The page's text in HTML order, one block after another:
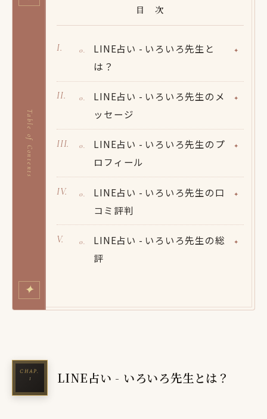
Table of Contents
✦
目 次
LINE占い - いろいろ先生と
は？
LINE占い - いろいろ先生のメ
ッセージ
LINE占い - いろいろ先生のプ
ロフィール
LINE占い - いろいろ先生の口
コミ評判
LINE占い - いろいろ先生の総
評
LINE占い - いろいろ先生とは？